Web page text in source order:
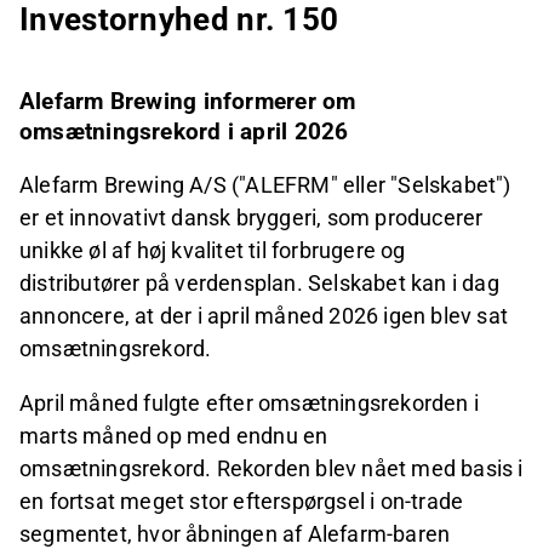
Investornyhed nr. 150
Alefarm Brewing informerer om
omsætningsrekord i april 2026
Alefarm Brewing A/S ("ALEFRM" eller "Selskabet")
er et innovativt dansk bryggeri, som producerer
unikke øl af høj kvalitet til forbrugere og
distributører på verdensplan. Selskabet kan i dag
annoncere, at der i april måned 2026 igen blev sat
omsætningsrekord.
April måned fulgte efter omsætningsrekorden i
marts måned op med endnu en
omsætningsrekord. Rekorden blev nået med basis i
en fortsat meget stor efterspørgsel i on-trade
segmentet, hvor åbningen af Alefarm-baren